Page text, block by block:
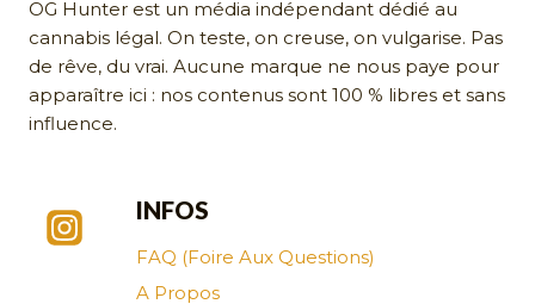
OG Hunter est un média indépendant dédié au
cannabis légal. On teste, on creuse, on vulgarise. Pas
de rêve, du vrai. Aucune marque ne nous paye pour
apparaître ici : nos contenus sont 100 % libres et sans
influence.
INFOS
FAQ (Foire Aux Questions)
A Propos